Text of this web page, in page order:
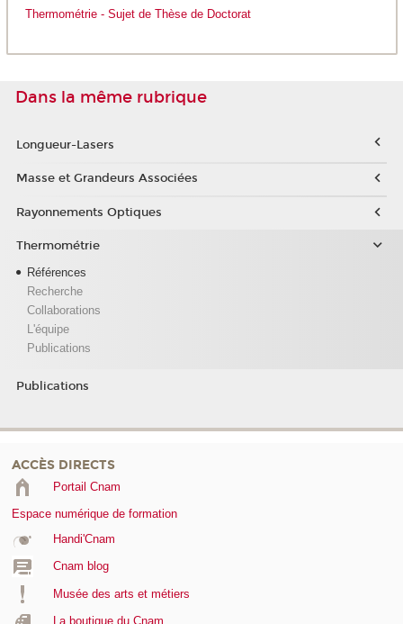
Thermométrie - Sujet de Thèse de Doctorat
Dans la même rubrique
Longueur-Lasers
Masse et Grandeurs Associées
Rayonnements Optiques
Thermométrie
Références
Recherche
Collaborations
L'équipe
Publications
Publications
ACCÈS DIRECTS
Portail Cnam
Espace numérique de formation
Handi'Cnam
Cnam blog
Musée des arts et métiers
La boutique du Cnam